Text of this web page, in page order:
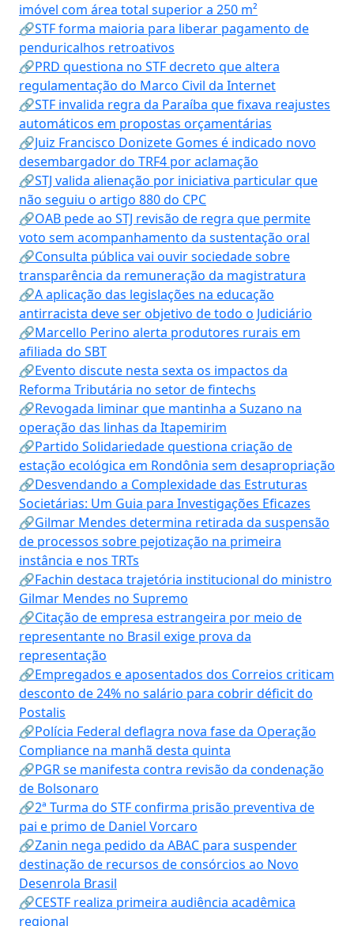
imóvel com área total superior a 250 m²
🔗STF forma maioria para liberar pagamento de
penduricalhos retroativos
🔗PRD questiona no STF decreto que altera
regulamentação do Marco Civil da Internet
🔗STF invalida regra da Paraíba que fixava reajustes
automáticos em propostas orçamentárias
🔗Juiz Francisco Donizete Gomes é indicado novo
desembargador do TRF4 por aclamação
🔗STJ valida alienação por iniciativa particular que
não seguiu o artigo 880 do CPC
🔗OAB pede ao STJ revisão de regra que permite
voto sem acompanhamento da sustentação oral
🔗Consulta pública vai ouvir sociedade sobre
transparência da remuneração da magistratura
🔗A aplicação das legislações na educação
antirracista deve ser objetivo de todo o Judiciário
🔗Marcello Perino alerta produtores rurais em
afiliada do SBT
🔗Evento discute nesta sexta os impactos da
Reforma Tributária no setor de fintechs
🔗Revogada liminar que mantinha a Suzano na
operação das linhas da Itapemirim
🔗Partido Solidariedade questiona criação de
estação ecológica em Rondônia sem desapropriação
🔗Desvendando a Complexidade das Estruturas
Societárias: Um Guia para Investigações Eficazes
🔗Gilmar Mendes determina retirada da suspensão
de processos sobre pejotização na primeira
instância e nos TRTs
🔗Fachin destaca trajetória institucional do ministro
Gilmar Mendes no Supremo
🔗Citação de empresa estrangeira por meio de
representante no Brasil exige prova da
representação
🔗Empregados e aposentados dos Correios criticam
desconto de 24% no salário para cobrir déficit do
Postalis
🔗Polícia Federal deflagra nova fase da Operação
Compliance na manhã desta quinta
🔗PGR se manifesta contra revisão da condenação
de Bolsonaro
🔗2ª Turma do STF confirma prisão preventiva de
pai e primo de Daniel Vorcaro
🔗Zanin nega pedido da ABAC para suspender
destinação de recursos de consórcios ao Novo
Desenrola Brasil
🔗CESTF realiza primeira audiência acadêmica
regional